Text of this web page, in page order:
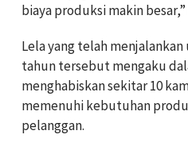
biaya produksi makin
Lela yang telah menjalankan
tahun tersebut mengaku
menghabiskan sekitar 10
memenuhi kebutuhan
pelanggan.